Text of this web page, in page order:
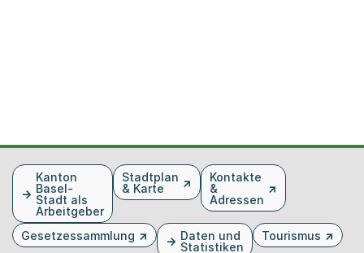
FusszeileKanton
Basel-
Stadt als
Arbeitgeber
Stadtplan
& Karte
Kontakte
&
Adressen
Gesetzessammlung
Daten und
Statistiken
Tourismus